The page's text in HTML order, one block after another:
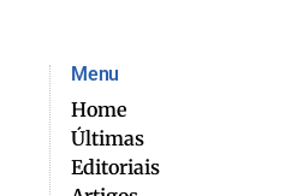
Menu
Home
Últimas
Editoriais